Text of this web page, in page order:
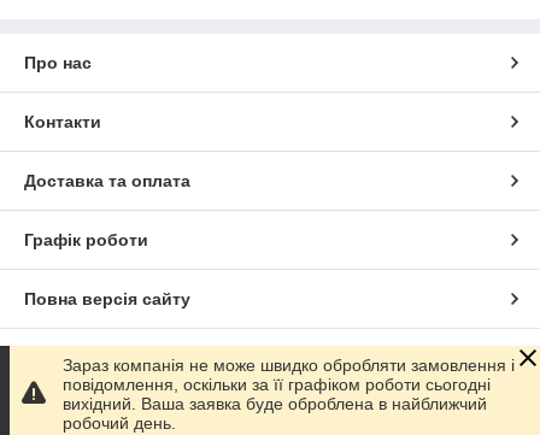
Про нас
Контакти
Доставка та оплата
Графік роботи
Повна версія сайту
Сайт створено на маркетплейсіProm.ua
Політика конфіденційності
Зараз компанія не може швидко обробляти замовлення і
повідомлення, оскільки за її графіком роботи сьогодні
вихідний. Ваша заявка буде оброблена в найближчий
робочий день.